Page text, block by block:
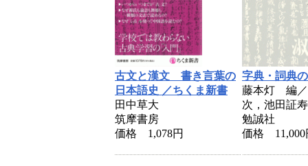
古文と漢文 書き言葉の
日本語史 ／ちくま新書
田中草大
筑摩書房
価格 1,078円
字典・詞典
藤本灯 編／
次，池田証
勉誠社
価格 11,000